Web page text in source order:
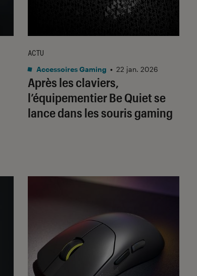
Après les claviers,
l’équipementier Be Quiet se
lance dans les souris gaming
ACTU
Accessoires Gaming • 22 jan. 2026